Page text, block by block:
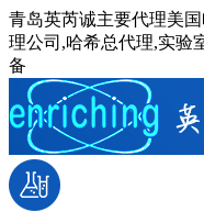
青岛英芮诚主要代理美
理公司,哈希总代理,实验
备